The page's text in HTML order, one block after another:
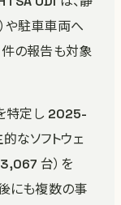
や駐車車両へ
の報告も対象
特定し 2025-
なソフトウェ
台）を
にも複数の事